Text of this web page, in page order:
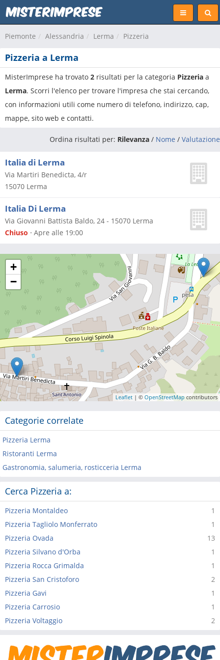
Piemonte Alessandria Lerma Pizzeria
Pizzeria a Lerma
MisterImprese ha trovato 2 risultati per la categoria Pizzeria a
Lerma. Scorri l'elenco per trovare l'impresa che stai cercando,
con informazioni utili come numero di telefono, indirizzo, cap,
mappe, sito web e contatti.
Ordina risultati per: Rilevanza / Nome / Valutazione
Italia di Lerma
Via Martiri Benedicta, 4/r
15070 Lerma
Italia Di Lerma
Via Giovanni Battista Baldo, 24 - 15070 Lerma
Chiuso ⋅ Apre alle 19:00
+
−
Leaflet | © OpenStreetMap contributors
Categorie correlate
Pizzeria Lerma
Ristoranti Lerma
Gastronomia, salumeria, rosticceria Lerma
Cerca Pizzeria a:
1
Pizzeria Montaldeo
1
Pizzeria Tagliolo Monferrato
13
Pizzeria Ovada
1
Pizzeria Silvano d'Orba
1
Pizzeria Rocca Grimalda
2
Pizzeria San Cristoforo
1
Pizzeria Gavi
1
Pizzeria Carrosio
2
Pizzeria Voltaggio